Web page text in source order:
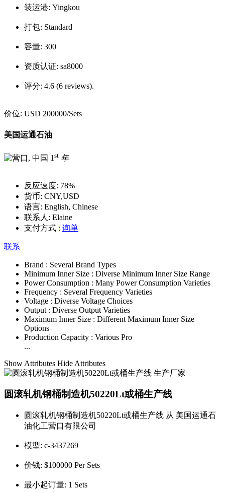
装运港: Yingkou
打包: Standard
容量: 300
资质认证: sa8000
评分: 4.6 (6 reviews).
价位: USD 200000/Sets
美国运通石油
1 st 年
反应速度: 78%
货币: CNY,USD
语言: English, Chinese
联系人: Elaine
支付方式 : 询单
联系
Brand : Several Brand Types
Minimum Inner Size : Diverse Minimum Inner Size Range
Power Consumption : Many Power Consumption Varieties
Frequency : Several Frequency Varieties
Voltage : Diverse Voltage Choices
Output : Diverse Output Varieties
Maximum Inner Size : Different Maximum Inner Size
Options
Production Capacity : Various Pro
...
Show Attributes Hide Attributes
圆滚轧机钢桶制造机50220Lt或桶生产线
圆滚轧机钢桶制造机50220Lt或桶生产线 从 美国运通石
油化工营口有限公司
模型: c-3437269
价钱: $100000 Per Sets
最小起订量: 1 Sets